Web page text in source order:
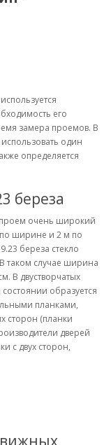
его
замера проемов. В
один
определяется
береза
очень широкий
по ширине и 2 м по
береза стекло
таком случае ширина
В двустворчатых
образуется
планками,
сторон (планки
дверей
с двух сторон,